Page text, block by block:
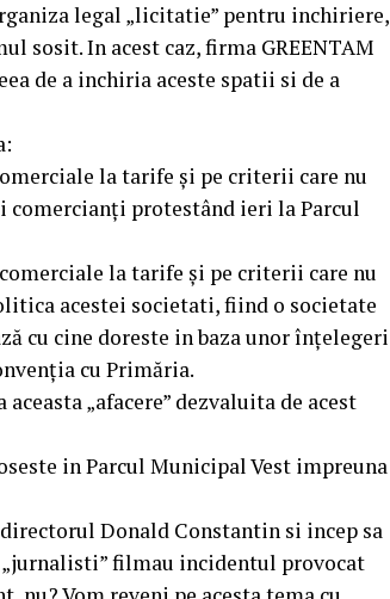
legal „licitatie” pentru inchiriere,
In acest caz, firma GREENTAM
de a inchiria aceste spatii si de a
la tarife și pe criterii care nu
protestând ieri la Parcul
la tarife și pe criterii care nu
acestei societati, fiind o societate
cu cine doreste in baza unor înțelegeri
cu Primăria.
„afacere” dezvaluita de acest
in Parcul Municipal Vest impreuna
Donald Constantin si incep sa
filmau incidentul provocat